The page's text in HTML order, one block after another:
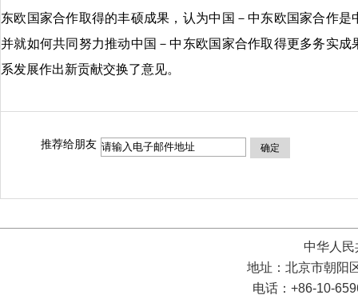
东欧国家合作取得的丰硕成果，认为中国－中东欧国家合作
并就如何共同努力推动中国－中东欧国家合作取得更多务实
系发展作出新贡献交换了意见。
推荐给朋友 确定
中华人
地址：北京市朝阳
电话：+86-10-